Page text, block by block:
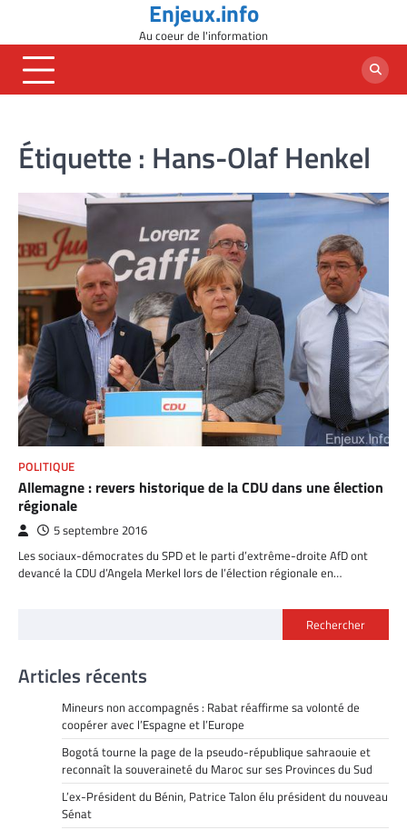
content
Enjeux.info
Au coeur de l'information
Étiquette : Hans-Olaf Henkel
POLITIQUE
Allemagne : revers historique de la CDU dans une élection
régionale
5 septembre 2016
Les sociaux-démocrates du SPD et le parti d’extrême-droite AfD ont
devancé la CDU d’Angela Merkel lors de l’élection régionale en…
Rechercher
Articles récents
Mineurs non accompagnés : Rabat réaffirme sa volonté de
coopérer avec l’Espagne et l’Europe
Bogotá tourne la page de la pseudo-république sahraouie et
reconnaît la souveraineté du Maroc sur ses Provinces du Sud
L’ex-Président du Bénin, Patrice Talon élu président du nouveau
Sénat